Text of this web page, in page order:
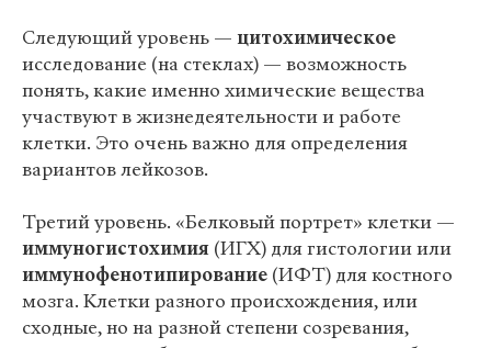
Следующий уровень — цитохимическое
исследование (на стеклах) — возможность
понять, какие именно химические вещества
участвуют в жизнедеятельности и работе
клетки. Это очень важно для определения
вариантов лейкозов.
Третий уровень. «Белковый портрет» клетки —
иммуногистохимия (ИГХ) для гистологии или
иммунофенотипирование (ИФТ) для костного
мозга. Клетки разного происхождения, или
сходные, но на разной степени созревания,